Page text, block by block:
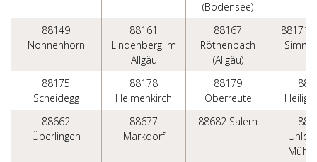
88149
Nonnenhorn
88161
Lindenberg im
Allgäu
88167
Röthenbach
(Allgäu)
88171
88175
Scheidegg
88178
Heimenkirch
88179
Oberreute
88662
Überlingen
88677
Markdorf
88682 Salem